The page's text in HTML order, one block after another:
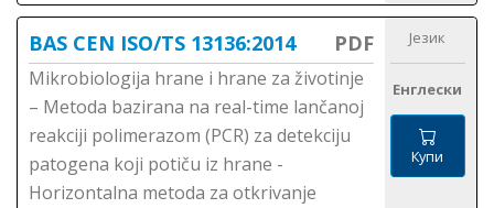
BAS CEN ISO/TS 13136:2014 PDF
Mikrobiologija hrane i hrane za životinje
– Metoda bazirana na real-time lančanoj
reakciji polimerazom (PCR) za detekciju
patogena koji potiču iz hrane -
Horizontalna metoda za otkrivanje
Језик
Енглески
Купи